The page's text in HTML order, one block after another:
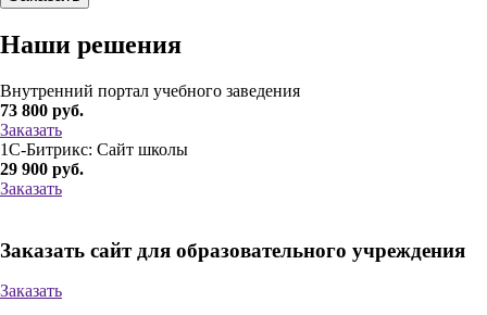
Наши решения
Внутренний портал учебного заведения
73 800 руб.
Заказать
1С-Битрикс: Сайт школы
29 900 руб.
Заказать
Заказать сайт для образовательного учреждения
Заказать